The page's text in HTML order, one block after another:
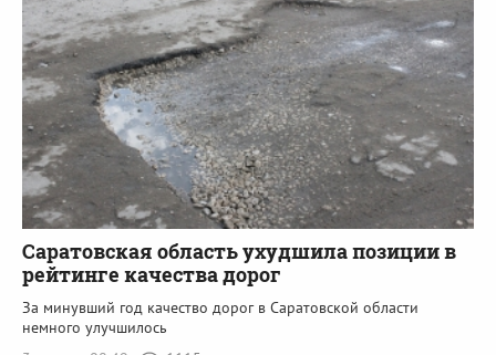
Саратовская область ухудшила позиции в
рейтинге качества дорог
За минувший год качество дорог в Саратовской области
немного улучшилось